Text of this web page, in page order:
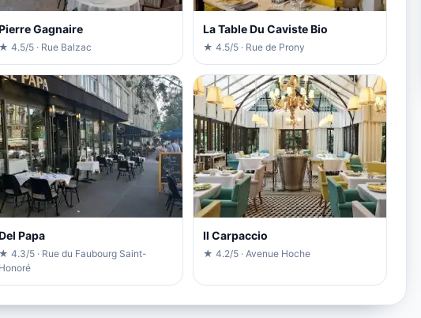
Gagnaire
★ 4.5/5 · Rue Balzac
La Table Du Caviste Bio
★ 4.5/5 · Rue de Prony
Papa
★ 4.3/5 · Rue du Faubourg Saint-
Honoré
Il Carpaccio
★ 4.2/5 · Avenue Hoche